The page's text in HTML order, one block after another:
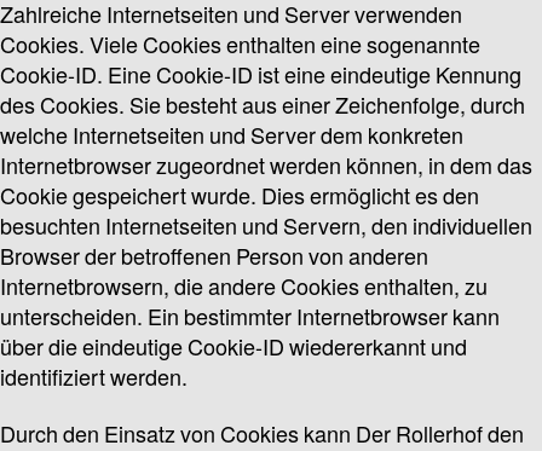
Zahlreiche Internetseiten und Server verwenden
Cookies. Viele Cookies enthalten eine sogenannte
Cookie-ID. Eine Cookie-ID ist eine eindeutige Kennung
des Cookies. Sie besteht aus einer Zeichenfolge, durch
welche Internetseiten und Server dem konkreten
Internetbrowser zugeordnet werden können, in dem das
Cookie gespeichert wurde. Dies ermöglicht es den
besuchten Internetseiten und Servern, den individuellen
Browser der betroffenen Person von anderen
Internetbrowsern, die andere Cookies enthalten, zu
unterscheiden. Ein bestimmter Internetbrowser kann
über die eindeutige Cookie-ID wiedererkannt und
identifiziert werden.
Durch den Einsatz von Cookies kann Der Rollerhof den